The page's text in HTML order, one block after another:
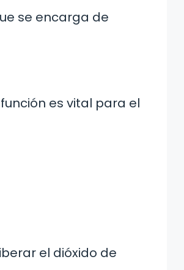
se encarga de
es vital para el
el dióxido de